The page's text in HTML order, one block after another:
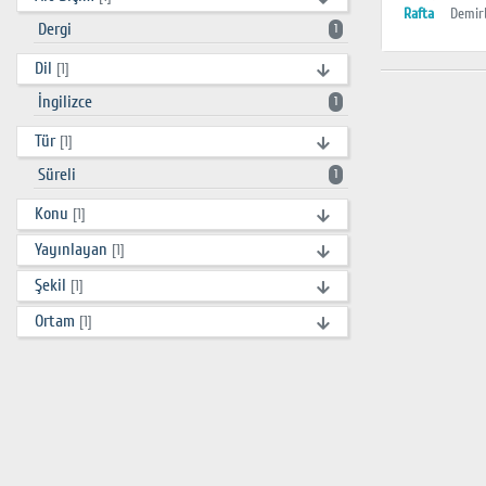
Dergi 1
Dil [1]
İngilizce 1
Tür [1]
Süreli 1
Konu [1]
Yayınlayan [1]
Şekil [1]
Ortam [1]
Rafta